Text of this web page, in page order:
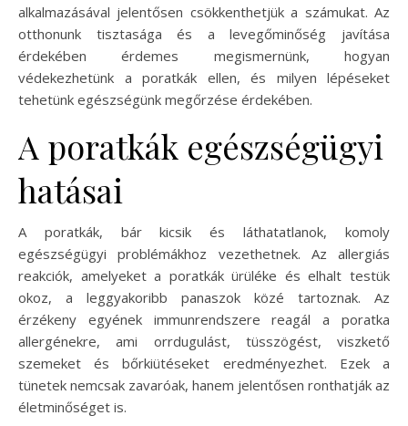
alkalmazásával jelentősen csökkenthetjük a számukat. Az
otthonunk tisztasága és a levegőminőség javítása
érdekében érdemes megismernünk, hogyan
védekezhetünk a poratkák ellen, és milyen lépéseket
tehetünk egészségünk megőrzése érdekében.
A poratkák egészségügyi
hatásai
A poratkák, bár kicsik és láthatatlanok, komoly
egészségügyi problémákhoz vezethetnek. Az allergiás
reakciók, amelyeket a poratkák ürüléke és elhalt testük
okoz, a leggyakoribb panaszok közé tartoznak. Az
érzékeny egyének immunrendszere reagál a poratka
allergénekre, ami orrdugulást, tüsszögést, viszkető
szemeket és bőrkiütéseket eredményezhet. Ezek a
tünetek nemcsak zavaróak, hanem jelentősen ronthatják az
életminőséget is.